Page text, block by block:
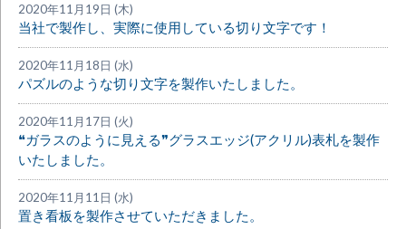
2020年11月19日 (木)
当社で製作し、実際に使用している切り文字です！
2020年11月18日 (水)
パズルのような切り文字を製作いたしました。
2020年11月17日 (火)
❝ガラスのように見える❞グラスエッジ(アクリル)表札を製作
いたしました。
2020年11月11日 (水)
置き看板を製作させていただきました。